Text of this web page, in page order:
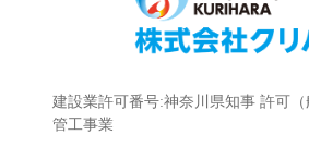
建設業許可番号:神奈川県知事 許可（
管工事業